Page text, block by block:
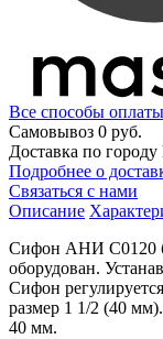
Все способы оплаты
Самовывоз 0 руб.
Доставка по городу
Подробнее о
Связаться с нами
Описание
Сифон АНИ C0120
оборудован.
Сифон
размер 1 1/2 (40
40 мм.